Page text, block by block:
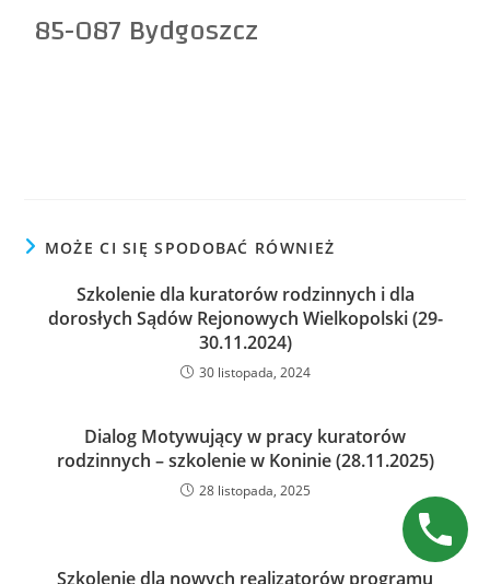
85-087 Bydgoszcz
MOŻE CI SIĘ SPODOBAĆ RÓWNIEŻ
Szkolenie dla kuratorów rodzinnych i dla
dorosłych Sądów Rejonowych Wielkopolski (29-
30.11.2024)
30 listopada, 2024
Dialog Motywujący w pracy kuratorów
rodzinnych – szkolenie w Koninie (28.11.2025)
28 listopada, 2025
Szkolenie dla nowych realizatorów programu